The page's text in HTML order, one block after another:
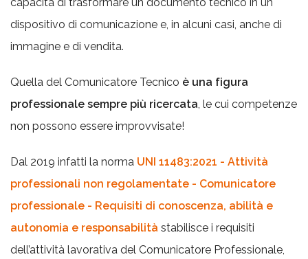
dispositivo di comunicazione e, in alcuni casi, anche di
immagine e di vendita.
Quella del Comunicatore Tecnico è una figura
professionale sempre più ricercata, le cui competenze
non possono essere improvvisate!
Dal 2019 infatti la norma UNI 11483:2021 - Attività
professionali non regolamentate - Comunicatore
professionale - Requisiti di conoscenza, abilità e
autonomia e responsabilità stabilisce i requisiti
dell’attività lavorativa del Comunicatore Professionale,